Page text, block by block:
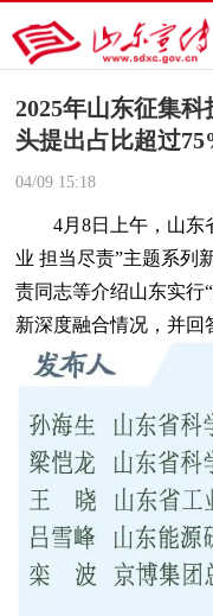
2025年山东征集
头提出占比超过
04/09 15:18
4月8日上午，山东省
业 担当尽责”主题系列
责同志等介绍山东实行
新深度融合情况，并回